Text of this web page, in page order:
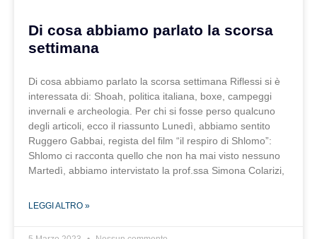
Di cosa abbiamo parlato la scorsa
settimana
Di cosa abbiamo parlato la scorsa settimana Riflessi si è
interessata di: Shoah, politica italiana, boxe, campeggi
invernali e archeologia. Per chi si fosse perso qualcuno
degli articoli, ecco il riassunto Lunedì, abbiamo sentito
Ruggero Gabbai, regista del film “il respiro di Shlomo”:
Shlomo ci racconta quello che non ha mai visto nessuno
Martedì, abbiamo intervistato la prof.ssa Simona Colarizi,
LEGGI ALTRO »